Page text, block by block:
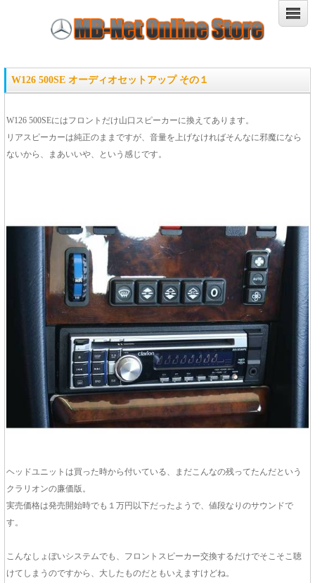
W126 500SE オーディオセットアップ その１
W126 500SEにはフロントだけ山口スピーカーに換えてあります。
リアスピーカーは純正のままですが、音量を上げなければそんなに邪魔になら
ないから、まあいいや、という感じです。
ヘッドユニットは買った時から付いている、まだこんなの残ってたんだという
クラリオンの廉価版。
実売価格は発売開始時でも１万円以下だったようで、値段なりのサウンドで
す。
こんなしょぼいシステムでも、フロントスピーカー交換するだけでそこそこ聴
けてしまうのですから、大したものだともいえますけどね。